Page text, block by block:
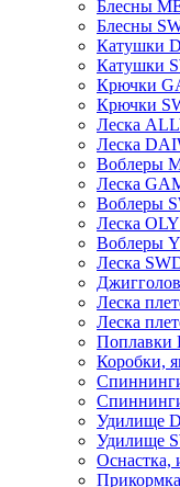
Блесны
Блесны
Катушки
Катушки
Крючки
Крючки
Леска
Леска
Воблеры
Леска
Воблеры
Леска
Воблеры
Леска
Леска
Леска
Поплавки
Коробки,
Удилище
Удилище
Оснастка,